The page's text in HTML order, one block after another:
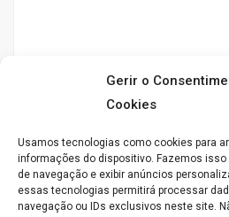
Gerir o
Cookies
Usamos tecnologias como cookies para
informações do dispositivo. Fazemos isso
de navegação e exibir anúncios
essas tecnologias permitirá processar
navegação ou IDs exclusivos neste site.